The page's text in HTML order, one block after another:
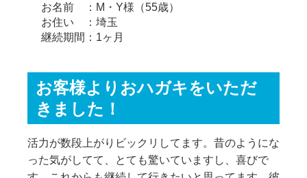
お名前 ：M・Y様（55歳）
お住い ：埼玉
継続期間：1ヶ月
お客様よりおハガキをいただ
きました！
活力が数段上がりビックリしてます。昔のようにな
った気がしてて、とても驚いていますし、喜びで